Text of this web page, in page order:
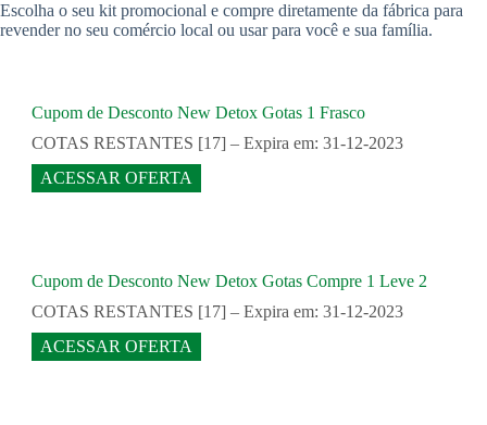
Escolha o seu kit promocional e compre diretamente da fábrica para
revender no seu comércio local ou usar para você e sua família.
Cupom de Desconto New Detox Gotas 1 Frasco
COTAS RESTANTES [17] – Expira em: 31-12-2023
ACESSAR OFERTA
Cupom de Desconto New Detox Gotas Compre 1 Leve 2
COTAS RESTANTES [17] – Expira em: 31-12-2023
ACESSAR OFERTA